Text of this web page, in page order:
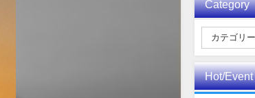
Category
Hot/Event